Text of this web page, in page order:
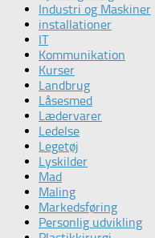
Industri og Maskiner
installationer
IT
Kommunikation
Kurser
Landbrug
Låsesmed
Lædervarer
Ledelse
Legetøj
Lyskilder
Mad
Maling
Markedsføring
Personlig udvikling